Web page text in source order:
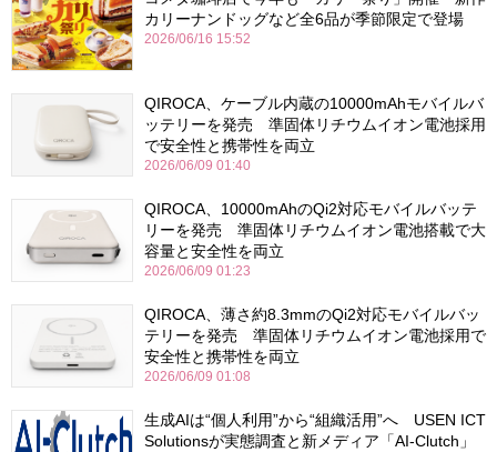
カリーナンドッグなど全6品が季節限定で登場
2026/06/16 15:52
QIROCA、ケーブル内蔵の10000mAhモバイルバ
ッテリーを発売 準固体リチウムイオン電池採用
で安全性と携帯性を両立
2026/06/09 01:40
QIROCA、10000mAhのQi2対応モバイルバッテ
リーを発売 準固体リチウムイオン電池搭載で大
容量と安全性を両立
2026/06/09 01:23
QIROCA、薄さ約8.3mmのQi2対応モバイルバッ
テリーを発売 準固体リチウムイオン電池採用で
安全性と携帯性を両立
2026/06/09 01:08
生成AIは“個人利用”から“組織活用”へ USEN ICT
Solutionsが実態調査と新メディア「AI-Clutch」